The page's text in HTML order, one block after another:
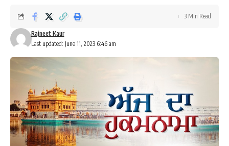
Last updated: June 11, 2023 6:46 am
Rajneet Kaur
3 Min Read